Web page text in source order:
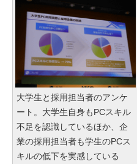
大学生と採用担当者のアンケ
ート。大学生自身もPCスキル
不足を認識しているほか、企
業の採用担当者も学生のPCス
キルの低下を実感している